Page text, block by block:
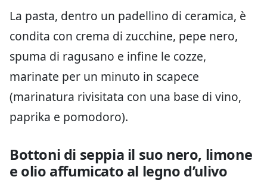
La pasta, dentro un padellino di ceramica, è
condita con crema di zucchine, pepe nero,
spuma di ragusano e infine le cozze,
marinate per un minuto in scapece
(marinatura rivisitata con una base di vino,
paprika e pomodoro).
Bottoni di seppia il suo nero, limone
e olio affumicato al legno d’ulivo